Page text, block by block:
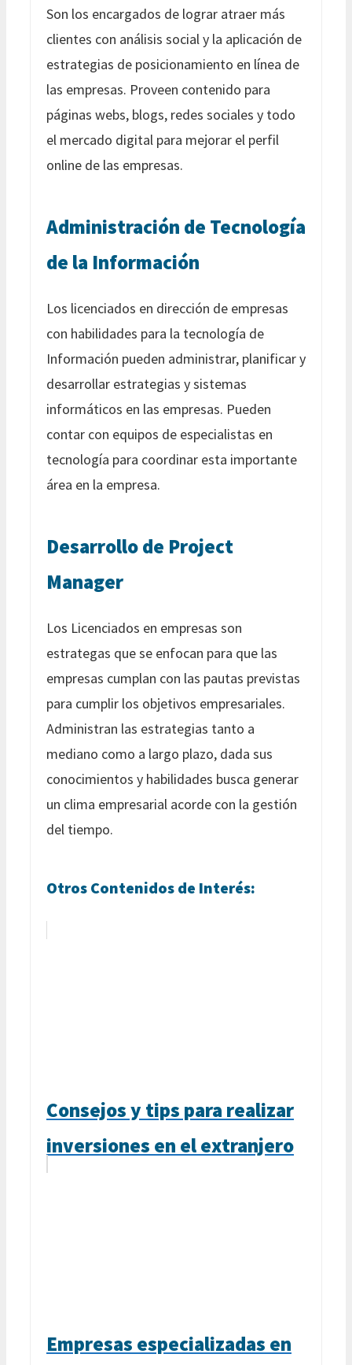
Son los encargados de lograr atraer más
clientes con análisis social y la aplicación de
estrategias de posicionamiento en línea de
las empresas. Proveen contenido para
páginas webs, blogs, redes sociales y todo
el mercado digital para mejorar el perfil
online de las empresas.
Administración de Tecnología
de la Información
Los licenciados en dirección de empresas
con habilidades para la tecnología de
Información pueden administrar, planificar y
desarrollar estrategias y sistemas
informáticos en las empresas. Pueden
contar con equipos de especialistas en
tecnología para coordinar esta importante
área en la empresa.
Desarrollo de Project
Manager
Los Licenciados en empresas son
estrategas que se enfocan para que las
empresas cumplan con las pautas previstas
para cumplir los objetivos empresariales.
Administran las estrategias tanto a
mediano como a largo plazo, dada sus
conocimientos y habilidades busca generar
un clima empresarial acorde con la gestión
del tiempo.
Otros Contenidos de Interés:
Consejos y tips para realizar
inversiones en el extranjero
Empresas especializadas en